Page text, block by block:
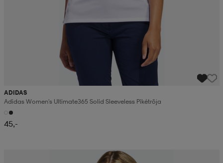
ADIDAS
Adidas Women's Ultimate365 Solid Sleeveless Pikétröja
45,-